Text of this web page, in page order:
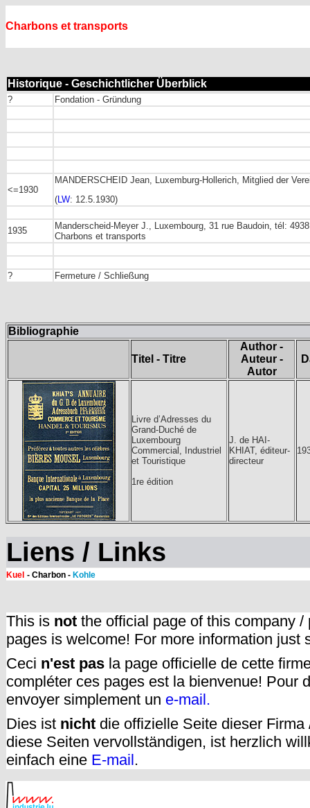
Charbons et transports
Historique - Geschichtlicher Überblick
? Fondation - Gründung
<=1930
MANDERSCHEID Jean, Luxemburg-Hollerich, Mitglied der
(LW: 12.5.1930)
1935 Manderscheid-Meyer J., Luxembourg, 31 rue Baudoin, tél: 4938
Charbons et transports
? Fermeture / Schließung
Bibliographie
Titel - Titre
Author -
Auteur -
Autor
Livre d’Adresses du
Grand-Duché de
Luxembourg
Commercial, Industriel
et Touristique
1re édition
J. de HAI-
KHIAT, éditeur-
directeur
Liens / Links
Kuel - Charbon - Kohle
This is not the official page of this company
pages is welcome! For more information just
Ceci n'est pas la page officielle de cette
compléter ces pages est la bienvenue! Pour
envoyer simplement un e-mail.
Dies ist nicht die offizielle Seite dieser
diese Seiten vervollständigen, ist herzlich
einfach eine E-mail.